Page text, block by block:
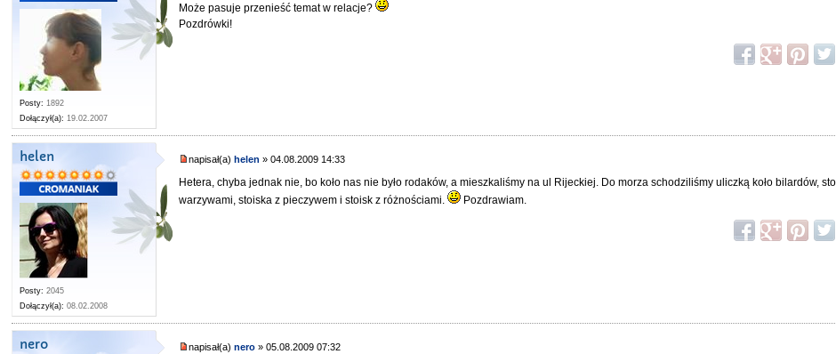
Posty: 1892
Dołączył(a): 19.02.2007
Może pasuje przenieść temat w relacje?
Pozdrówki!
helen
Posty: 2045
Dołączył(a): 08.02.2008
napisał(a)helen » 04.08.2009 14:33
Hetera, chyba jednak nie, bo koło nas nie było rodaków, a mieszkaliśmy na ul Rijeckiej. Do morza schodziliśmy uliczką koło bilardów,
warzywami, stoiska z pieczywem i stoisk z różnościami.
Pozdrawiam.
nero napisał(a)nero » 05.08.2009 07:32